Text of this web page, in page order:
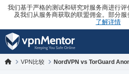
我们基于严格的测试和研究对服务商进行
及我们从服务商获取的联盟佣金。部分服
了解详情
VPN比较 NordVPN vs TorGuard